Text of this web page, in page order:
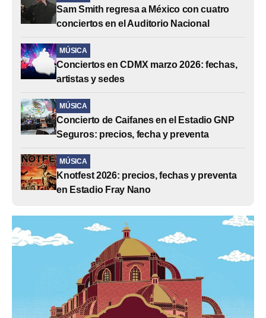
Sam Smith regresa a México con cuatro
conciertos en el Auditorio Nacional
MÚSICA
Conciertos en CDMX marzo 2026: fechas,
artistas y sedes
MÚSICA
Concierto de Caifanes en el Estadio GNP
Seguros: precios, fecha y preventa
MÚSICA
Knotfest 2026: precios, fechas y preventa
en Estadio Fray Nano